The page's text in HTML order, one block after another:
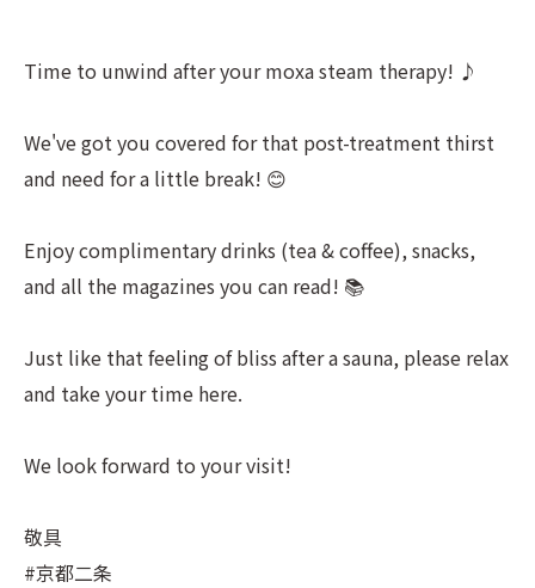
Time to unwind after your moxa steam therapy! ♪
We've got you covered for that post-treatment thirst
and need for a little break! 😊
Enjoy complimentary drinks (tea & coffee), snacks,
and all the magazines you can read! 📚
Just like that feeling of bliss after a sauna, please relax
and take your time here.
We look forward to your visit!
敬具
#京都二条